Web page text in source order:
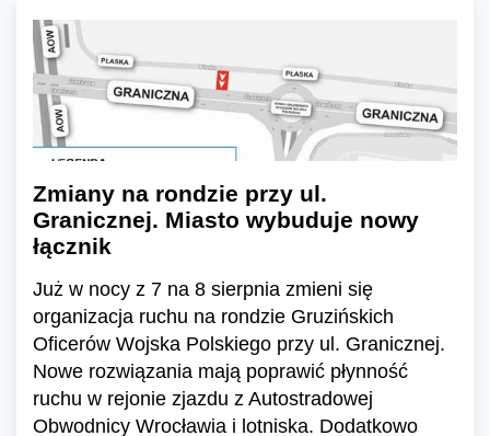
Zmiany na rondzie przy ul.
Granicznej. Miasto wybuduje nowy
łącznik
Już w nocy z 7 na 8 sierpnia zmieni się
organizacja ruchu na rondzie Gruzińskich
Oficerów Wojska Polskiego przy ul. Granicznej.
Nowe rozwiązania mają poprawić płynność
ruchu w rejonie zjazdu z Autostradowej
Obwodnicy Wrocławia i lotniska. Dodatkowo